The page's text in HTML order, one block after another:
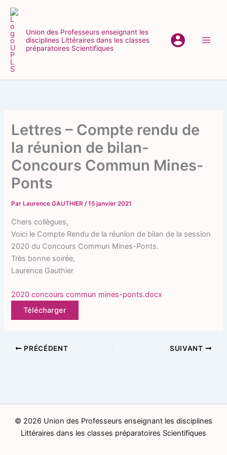
Aller
contenuUnion des Professeurs enseignant les
disciplines Littéraires dans les classes
préparatoires Scientifiques
Lettres – Compte rendu de
la réunion de bilan-
Concours Commun Mines-
Ponts
Par Laurence GAUTHIER/15 janvier 2021
Chers collègues,
Voici le Compte Rendu de la réunion de bilan de la session
2020 du Concours Commun Mines-Ponts.
Très bonne soirée,
Laurence Gauthier
2020 concours commun mines-ponts.docx
Télécharger
PRÉCÉDENT SUIVANT
© 2026 Union des Professeurs enseignant les disciplines
Littéraires dans les classes préparatoires Scientifiques